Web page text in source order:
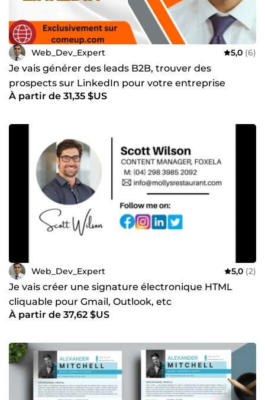
Web_Dev_Expert 5,0 (6)
Je vais générer des leads B2B, trouver des
prospects sur LinkedIn pour votre entreprise
À partir de 31,35 $US
Web_Dev_Expert 5,0 (2)
Je vais créer une signature électronique HTML
cliquable pour Gmail, Outlook, etc
À partir de 37,62 $US